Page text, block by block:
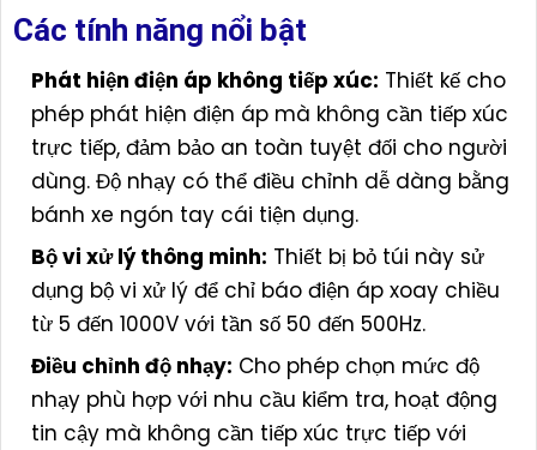
Các tính năng nổi bật
Phát hiện điện áp không tiếp xúc: Thiết kế cho
phép phát hiện điện áp mà không cần tiếp xúc
trực tiếp, đảm bảo an toàn tuyệt đối cho người
dùng. Độ nhạy có thể điều chỉnh dễ dàng bằng
bánh xe ngón tay cái tiện dụng.
Bộ vi xử lý thông minh: Thiết bị bỏ túi này sử
dụng bộ vi xử lý để chỉ báo điện áp xoay chiều
từ 5 đến 1000V với tần số 50 đến 500Hz.
Điều chỉnh độ nhạy: Cho phép chọn mức độ
nhạy phù hợp với nhu cầu kiểm tra, hoạt động
tin cậy mà không cần tiếp xúc trực tiếp với